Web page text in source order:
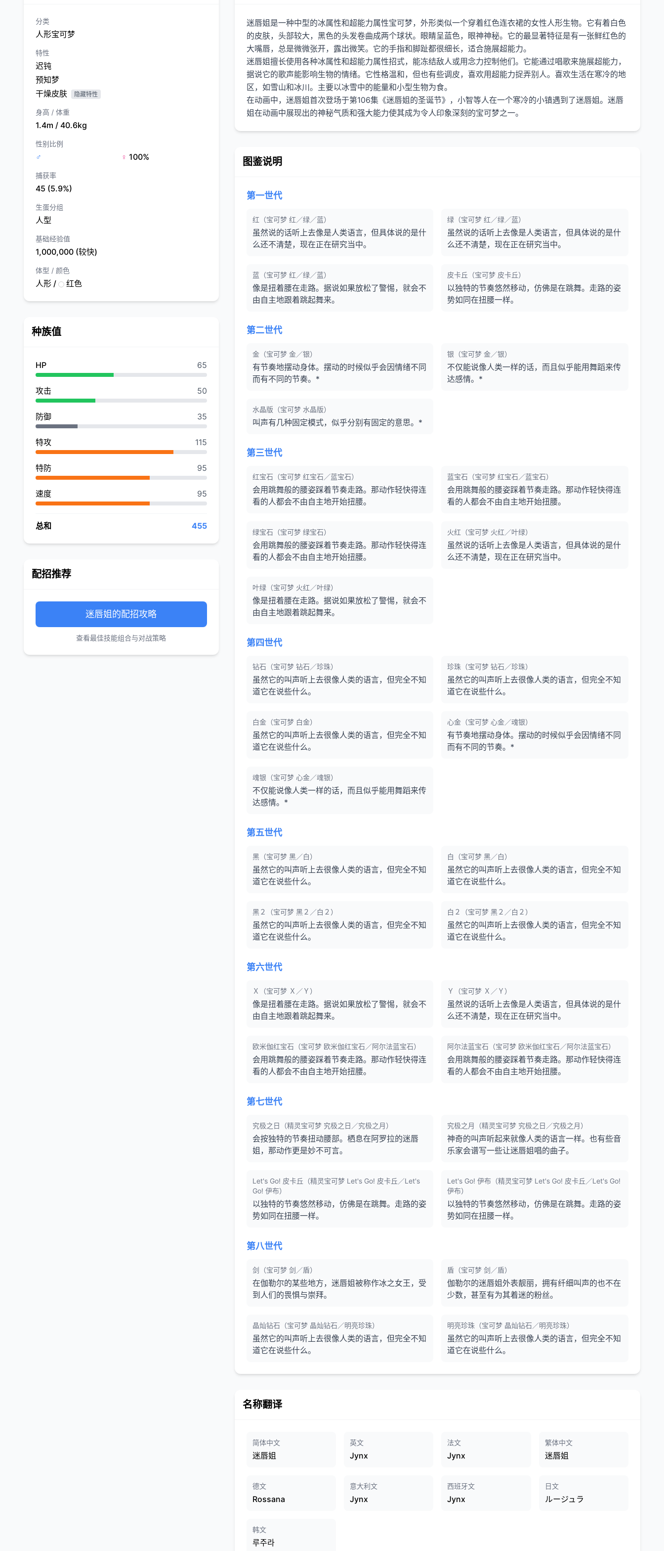
分类
人形宝可梦
特性
迟钝
预知梦
干燥皮肤
隐藏特性
身高 / 体重
1.4m / 40.6kg
性别比例
♂ ♀ 100%
捕获率
45 (5.9%)
生蛋分组
人型
基础经验值
1,000,000 (较快)
体型 / 颜色
人形 / 红色
种族值
HP 65
攻击 50
防御 35
特攻 115
特防 95
速度 95
总和 455
配招推荐
迷唇姐的配招攻略
查看最佳技能组合与对战策略
迷唇姐是一种中型的冰属性和超能力属性宝可梦，外形类似一个穿着红色连衣裙的女性人形生物。它有着白色
的皮肤，头部较大，黑色的头发卷曲成两个球状。眼睛呈蓝色，眼神神秘。它的最显著特征是有一张鲜红色的
大嘴唇，总是微微张开，露出微笑。它的手指和脚趾都很细长，适合施展超能力。
迷唇姐擅长使用各种冰属性和超能力属性招式，能冻结敌人或用念力控制他们。它能通过唱歌来施展超能力，
据说它的歌声能影响生物的情绪。它性格温和，但也有些调皮，喜欢用超能力捉弄别人。喜欢生活在寒冷的地
区，如雪山和冰川。主要以冰雪中的能量和小型生物为食。
在动画中，迷唇姐首次登场于第106集《迷唇姐的圣诞节》，小智等人在一个寒冷的小镇遇到了迷唇姐。迷唇
图鉴说明
第一世代
红（宝可梦 红／绿／蓝）
虽然说的话听上去像是人类语言，但具体说的是什
么还不清楚，现在正在研究当中。
绿（宝可梦 红／绿／蓝）
虽然说的话听上去像是人类语言，但具体说的是什
么还不清楚，现在正在研究当中。
蓝（宝可梦 红／绿／蓝）
像是扭着腰在走路。据说如果放松了警惕，就会不
由自主地跟着跳起舞来。
皮卡丘（宝可梦 皮卡丘）
以独特的节奏悠然移动，仿佛是在跳舞。走路的姿
势如同在扭腰一样。
第二世代
金（宝可梦 金／银）
有节奏地摆动身体。摆动的时候似乎会因情绪不同
而有不同的节奏。*
银（宝可梦 金／银）
不仅能说像人类一样的话，而且似乎能用舞蹈来传
达感情。*
水晶版（宝可梦 水晶版）
叫声有几种固定模式，似乎分别有固定的意思。*
第三世代
红宝石（宝可梦 红宝石／蓝宝石）
会用跳舞般的腰姿踩着节奏走路。那动作轻快得连
看的人都会不由自主地开始扭腰。
蓝宝石（宝可梦 红宝石／蓝宝石）
会用跳舞般的腰姿踩着节奏走路。那动作轻快得连
看的人都会不由自主地开始扭腰。
绿宝石（宝可梦 绿宝石）
会用跳舞般的腰姿踩着节奏走路。那动作轻快得连
看的人都会不由自主地开始扭腰。
火红（宝可梦 火红／叶绿）
虽然说的话听上去像是人类语言，但具体说的是什
么还不清楚，现在正在研究当中。
叶绿（宝可梦 火红／叶绿）
像是扭着腰在走路。据说如果放松了警惕，就会不
由自主地跟着跳起舞来。
第四世代
钻石（宝可梦 钻石／珍珠）
虽然它的叫声听上去很像人类的语言，但完全不知
道它在说些什么。
珍珠（宝可梦 钻石／珍珠）
虽然它的叫声听上去很像人类的语言，但完全不知
道它在说些什么。
白金（宝可梦 白金）
虽然它的叫声听上去很像人类的语言，但完全不知
道它在说些什么。
心金（宝可梦 心金／魂银）
有节奏地摆动身体。摆动的时候似乎会因情绪不同
而有不同的节奏。*
魂银（宝可梦 心金／魂银）
不仅能说像人类一样的话，而且似乎能用舞蹈来传
达感情。*
第五世代
黑（宝可梦 黑／白）
虽然它的叫声听上去很像人类的语言，但完全不知
道它在说些什么。
白（宝可梦 黑／白）
虽然它的叫声听上去很像人类的语言，但完全不知
道它在说些什么。
黑２（宝可梦 黑２／白２）
虽然它的叫声听上去很像人类的语言，但完全不知
道它在说些什么。
白２（宝可梦 黑２／白２）
虽然它的叫声听上去很像人类的语言，但完全不知
道它在说些什么。
第六世代
Ｘ（宝可梦 Ｘ／Ｙ）
像是扭着腰在走路。据说如果放松了警惕，就会不
由自主地跟着跳起舞来。
Ｙ（宝可梦 Ｘ／Ｙ）
虽然说的话听上去像是人类语言，但具体说的是什
么还不清楚，现在正在研究当中。
欧米伽红宝石（宝可梦 欧米伽红宝石／阿尔法蓝宝石）
会用跳舞般的腰姿踩着节奏走路。那动作轻快得连
看的人都会不由自主地开始扭腰。
阿尔法蓝宝石（宝可梦 欧米伽红宝石／阿尔法蓝宝石）
会用跳舞般的腰姿踩着节奏走路。那动作轻快得连
看的人都会不由自主地开始扭腰。
第七世代
究极之日（精灵宝可梦 究极之日／究极之月）
会按独特的节奏扭动腰部。栖息在阿罗拉的迷唇
姐，那动作更是妙不可言。
究极之月（精灵宝可梦 究极之日／究极之月）
神奇的叫声听起来就像人类的语言一样。也有些音
乐家会谱写一些让迷唇姐唱的曲子。
Let's Go! 皮卡丘（精灵宝可梦 Let's Go! 皮卡丘／Let's
Go! 伊布）
以独特的节奏悠然移动，仿佛是在跳舞。走路的姿
势如同在扭腰一样。
Let's Go! 伊布（精灵宝可梦 Let's Go! 皮卡丘／Let's Go!
伊布）
以独特的节奏悠然移动，仿佛是在跳舞。走路的姿
势如同在扭腰一样。
第八世代
剑（宝可梦 剑／盾）
在伽勒尔的某些地方，迷唇姐被称作冰之女王，受
到人们的畏惧与崇拜。
盾（宝可梦 剑／盾）
伽勒尔的迷唇姐外表靓丽，拥有纤细叫声的也不在
少数，甚至有为其着迷的粉丝。
晶灿钻石（宝可梦 晶灿钻石／明亮珍珠）
虽然它的叫声听上去很像人类的语言，但完全不知
道它在说些什么。
明亮珍珠（宝可梦 晶灿钻石／明亮珍珠）
虽然它的叫声听上去很像人类的语言，但完全不知
道它在说些什么。
名称翻译
简体中文
迷唇姐
英文
Jynx
法文
Jynx
繁体中文
迷唇姐
德文
Rossana
意大利文
Jynx
西班牙文
Jynx
日文
ルージュラ
韩文
루주라